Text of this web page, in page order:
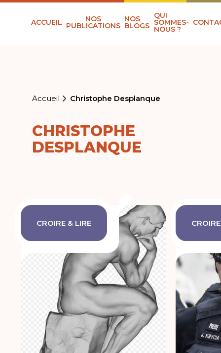
ACCUEIL NOS
PUBLICATIONS
NOS
BLOGS
QUI
SOMMES-
NOUS ?
Accueil Christophe Desplanque
CHRISTOPHE
DESPLANQUE
CROIRE & LIRE